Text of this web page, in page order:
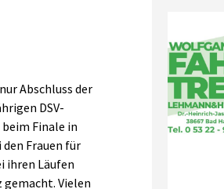
Abschluss der
DSV-
Finale in
Frauen für
ihren Läufen
Vielen